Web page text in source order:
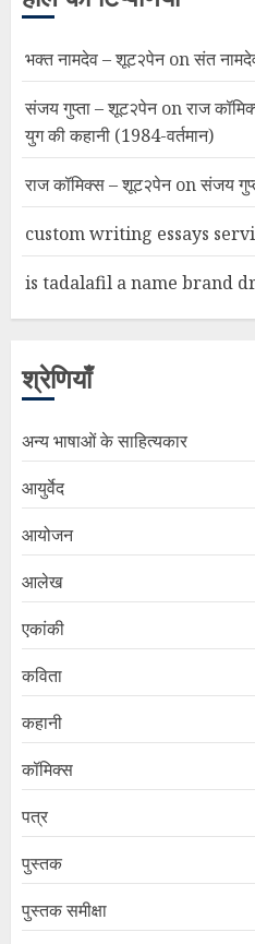
भक्त नामदेव – शूट२पेनonसंत
संजय गुप्ता – शूट२पेनonराज
युग की कहानी (1984-वर्तमान)
राज कॉमिक्स – शूट२पेनonसंजय
custom writing essays
is tadalafil a name brand
श्रेणियाँ
अन्य भाषाओं के साहित्यकार
आयुर्वेद
आयोजन
आलेख
एकांकी
कविता
कहानी
कॉमिक्स
पत्र
पुस्तक
पुस्तक समीक्षा